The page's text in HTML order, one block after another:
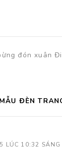
đón xuân
ĐÈN
LÚC 10:32 SÁNG